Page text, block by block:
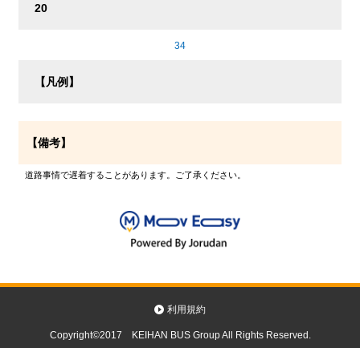
20
34
【凡例】
【備考】
道路事情で遅着することがあります。ご了承ください。
利用規約
Copyright©2017 KEIHAN BUS Group All Rights Reserved.